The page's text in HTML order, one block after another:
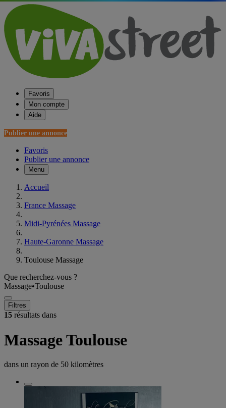
Favoris
Mon compte
Aide
Publier une annonce
Favoris
Publier une annonce
Menu
Accueil
France Massage
Midi-Pyrénées Massage
Haute-Garonne Massage
Toulouse Massage
Que recherchez-vous ?
Massage•Toulouse
Filtres
15 résultats dans
Massage Toulouse
dans un rayon de 50 kilomètres